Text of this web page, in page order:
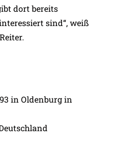
dort bereits
sind“, weiß
in Oldenburg in